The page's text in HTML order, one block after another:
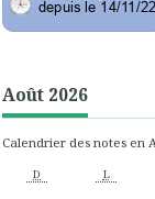
Août 2026
Calendrier des notes en
D L